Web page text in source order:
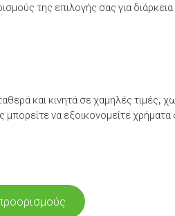
της επιλογής σας για
και κινητά σε χαμηλές τιμές,
να εξοικονομείτε χρήματα